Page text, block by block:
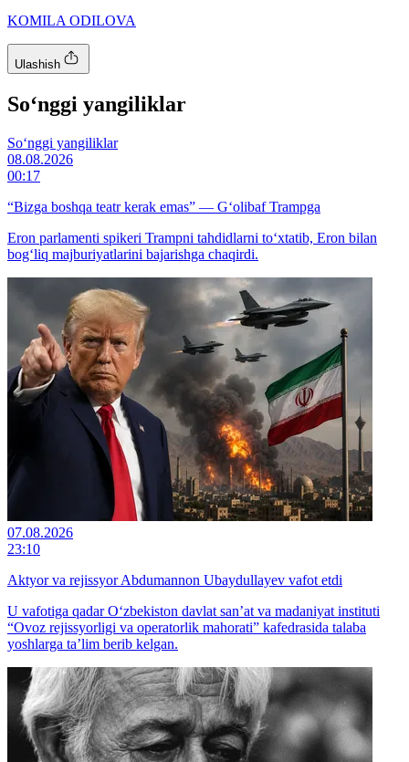
KOMILA ODILOVA
Ulashish
So‘nggi yangiliklar
So‘nggi yangiliklar
08.08.2026
00:17
“Bizga boshqa teatr kerak emas” — G‘olibaf Trampga
Eron parlamenti spikeri Trampni tahdidlarni to‘xtatib, Eron bilan
bog‘liq majburiyatlarini bajarishga chaqirdi.
07.08.2026
23:10
Aktyor va rejissyor Abdumannon Ubaydullayev vafot etdi
U vafotiga qadar O‘zbekiston davlat san’at va madaniyat instituti
“Ovoz rejissyorligi va operatorlik mahorati” kafedrasida talaba
yoshlarga ta’lim berib kelgan.